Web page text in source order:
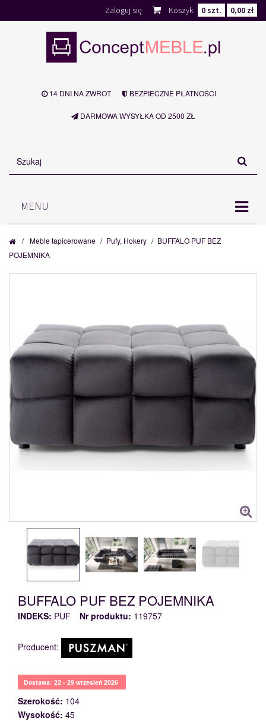
Koszyk 0szt. 0,00 zł
Zaloguj się
14 DNI NA ZWROT BEZPIECZNE PŁATNOŚCI
DARMOWA WYSYŁKA OD 2500 ZŁ
MENU
/ Meble tapicerowane / Pufy, Hokery / BUFFALO PUF BEZ
POJEMNIKA
BUFFALO PUF BEZ POJEMNIKA
INDEKS: PUF Nr produktu: 119757
Producent:
Dostawa: 22 - 29 wrzesień 2026
Szerokość: 104
Wysokość: 45